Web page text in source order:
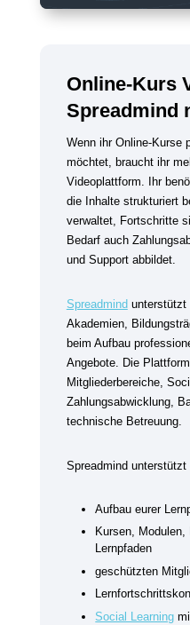
Online-Kurs
Spreadmind
Wenn ihr Online-Kurse
möchtet, braucht ihr
Videoplattform. Ihr
die Inhalte strukturiert
verwaltet, Fortschritte
Bedarf auch
und Support abbildet.
Spreadmind unterstützt
Akademien,
beim Aufbau
Angebote. Die
Mitgliederbereiche,
Zahlungsabwicklung,
technische Betreuung.
Spreadmind
Aufbau eurer
Kursen, Modulen,
Lernpfaden
geschützten
Social Learning